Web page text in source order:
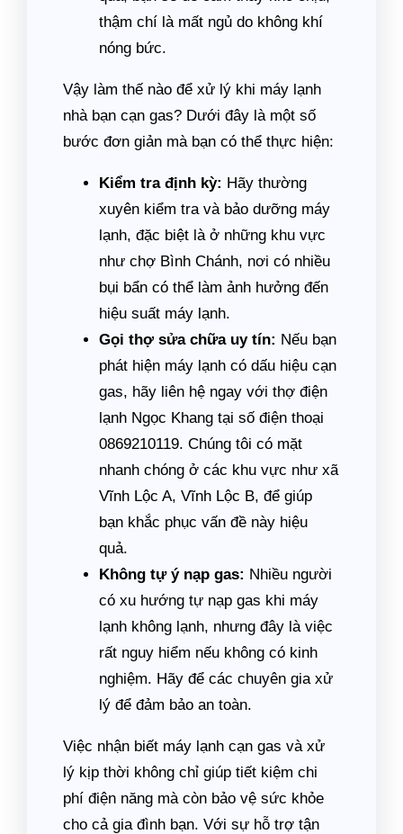
thậm chí là mất ngủ do không khí
nóng bức.
Vậy làm thế nào để xử lý khi máy lạnh
nhà bạn cạn gas? Dưới đây là một số
bước đơn giản mà bạn có thể thực hiện:
Kiểm tra định kỳ: Hãy thường
xuyên kiểm tra và bảo dưỡng máy
lạnh, đặc biệt là ở những khu vực
như chợ Bình Chánh, nơi có nhiều
bụi bẩn có thể làm ảnh hưởng đến
hiệu suất máy lạnh.
Gọi thợ sửa chữa uy tín: Nếu bạn
phát hiện máy lạnh có dấu hiệu cạn
gas, hãy liên hệ ngay với thợ điện
lạnh Ngọc Khang tại số điện thoại
0869210119. Chúng tôi có mặt
nhanh chóng ở các khu vực như xã
Vĩnh Lộc A, Vĩnh Lộc B, để giúp
bạn khắc phục vấn đề này hiệu
quả.
Không tự ý nạp gas: Nhiều người
có xu hướng tự nạp gas khi máy
lạnh không lạnh, nhưng đây là việc
rất nguy hiểm nếu không có kinh
nghiệm. Hãy để các chuyên gia xử
lý để đảm bảo an toàn.
Việc nhận biết máy lạnh cạn gas và xử
lý kịp thời không chỉ giúp tiết kiệm chi
phí điện năng mà còn bảo vệ sức khỏe
cho cả gia đình bạn. Với sự hỗ trợ tận